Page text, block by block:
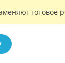
готовое